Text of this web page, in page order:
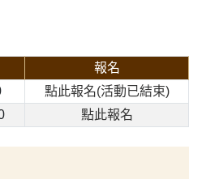
報名
點此報名(活動已結束)
點此報名